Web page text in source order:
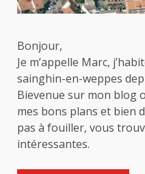
Bonjour,
Je m’appelle Marc,
sainghin-en-weppes
Bievenue sur mon blog
mes bons plans et bien
pas à fouiller, vous
intéressantes.